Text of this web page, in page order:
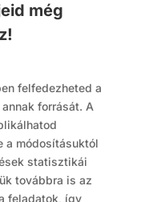
még
felfedezheted a
forrását. A
a módosításuktól
statisztikái
továbbra is az
feladatok, így